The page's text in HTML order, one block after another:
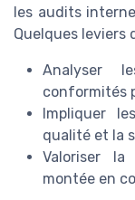
les audits
Quelques leviers
Analyser
conformités
Impliquer
qualité et la
Valoriser
montée en